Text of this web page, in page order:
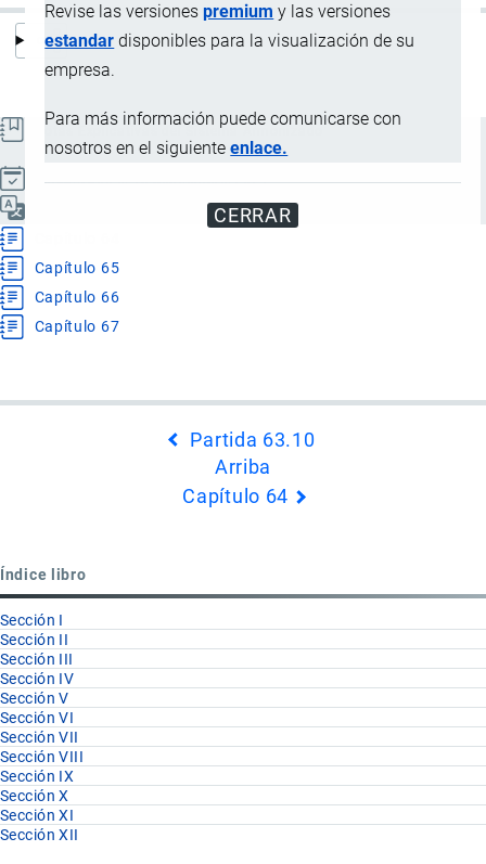
Revise las versionespremium y las versiones
estandar disponibles para la visualización de su
empresa.
Para más información puede comunicarse con
nosotros en el siguienteenlace.
CERRAR
Notas Explicativas del Sistema Armonizado
Actualizado el 13 Septiembre, 2024
Capítulo 65
Capítulo 66
Capítulo 67
Partida 63.10
Arriba
Capítulo 64
Índice libro
Sección I
Sección II
Sección III
Sección IV
Sección V
Sección VI
Sección VII
Sección VIII
Sección IX
Sección X
Sección XI
Sección XII